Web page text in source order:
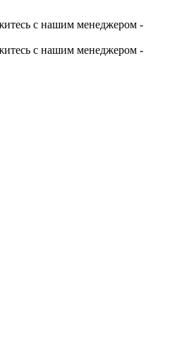
с нашим менеджером -
с нашим менеджером -